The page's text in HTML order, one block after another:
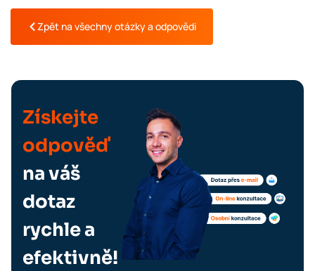
Zpět na všechny otázky a odpovědi
Získejte
odpověď
na váš
dotaz
rychle a
efektivně!